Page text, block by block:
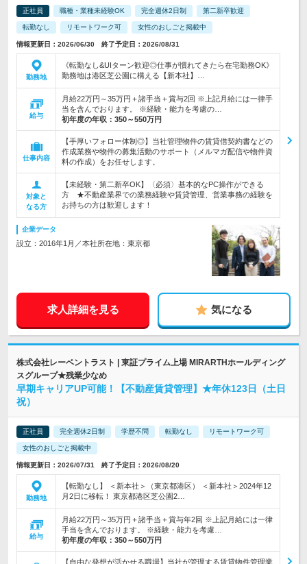
正社員 職種・業種未経験OK 完全週休2日制 第二新卒歓迎
転勤なし リモートワーク可 女性のおしごと掲載中
情報更新日：2026/06/30 終了予定日：2026/08/31
勤務地
《転勤なし&UIターン歓迎◎仕事が慣れてきたら在宅勤務OK》
勤務地は港区芝公園に構える【新本社】…
給与
月給22万円～35万円＋諸手当＋賞与2回 ※上記月給には一律手
当を含んでおります。 ※経験・能力を考慮の…
初年度の年収： 350～550万円
仕事内容
【手厚いフォロー体制◎】当社管理物件の賃貸借契約書などの
作成業務や物件の募集活動のサポート（メルマガ配信や物件資
料の作成）をお任せします。
対象と
なる方
【未経験・第二新卒OK】〈必須〉基本的なPC操作ができる
方 ★不動産業界での業務経験や賃貸管理、営業事務の経験を
お持ちの方は歓迎します！
企業データ
設立：2016年1月／本社所在地：東京都
求人詳細を見る 気になる
株式会社レーベントラスト | 東証プライム上場 MIRARTHホールディング
スグループ★残業少なめ
早期キャリアUP可能！【不動産賃貸管理】★年休123日（土日
祝）
正社員 完全週休2日制 学歴不問 転勤なし リモートワーク可
女性のおしごと掲載中
情報更新日：2026/07/31 終了予定日：2026/08/20
勤務地
【転勤なし】 ＜新本社＞（東京都港区） ＜新本社＞2024年12
月2日に移転！ 東京都港区芝公園2…
給与
月給22万円～35万円＋諸手当＋賞与年2回 ※上記月給には一律
手当を含んでおります。 ※経験・能力を考慮…
初年度の年収： 350～550万円
【自由な発想が活かせる職場】当社が管理する賃貸物件管理業